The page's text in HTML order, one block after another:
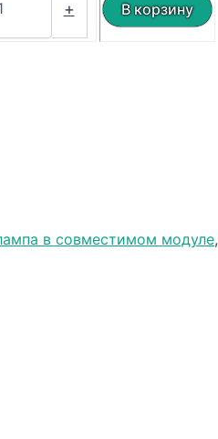
+
в совместимом модуле,